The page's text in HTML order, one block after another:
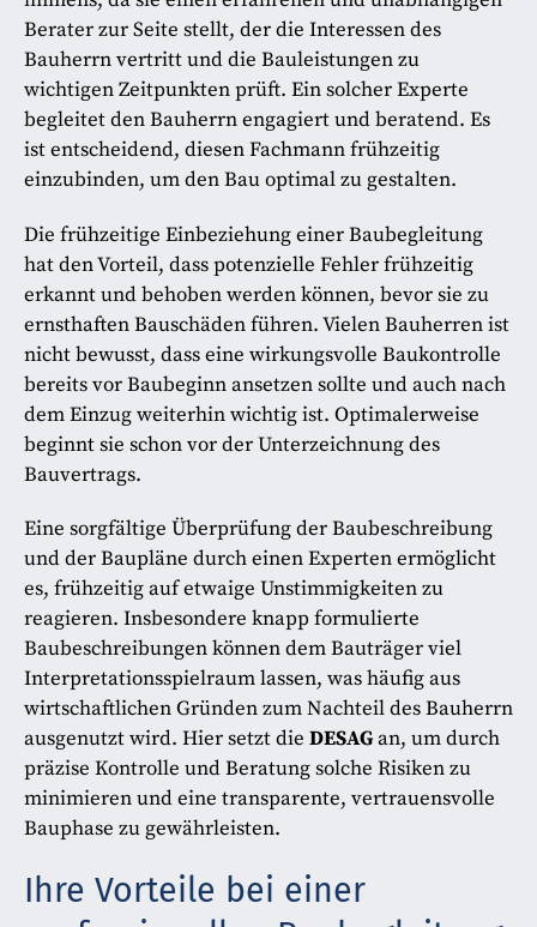
Berater zur Seite stellt, der die Interessen des
Bauherrn vertritt und die Bauleistungen zu
wichtigen Zeitpunkten prüft. Ein solcher Experte
begleitet den Bauherrn engagiert und beratend. Es
ist entscheidend, diesen Fachmann frühzeitig
einzubinden, um den Bau optimal zu gestalten.
Die frühzeitige Einbeziehung einer Baubegleitung
hat den Vorteil, dass potenzielle Fehler frühzeitig
erkannt und behoben werden können, bevor sie zu
ernsthaften Bauschäden führen. Vielen Bauherren ist
nicht bewusst, dass eine wirkungsvolle Baukontrolle
bereits vor Baubeginn ansetzen sollte und auch nach
dem Einzug weiterhin wichtig ist. Optimalerweise
beginnt sie schon vor der Unterzeichnung des
Bauvertrags.
Eine sorgfältige Überprüfung der Baubeschreibung
und der Baupläne durch einen Experten ermöglicht
es, frühzeitig auf etwaige Unstimmigkeiten zu
reagieren. Insbesondere knapp formulierte
Baubeschreibungen können dem Bauträger viel
Interpretationsspielraum lassen, was häufig aus
wirtschaftlichen Gründen zum Nachteil des Bauherrn
ausgenutzt wird. Hier setzt die DESAGan, um durch
präzise Kontrolle und Beratung solche Risiken zu
minimieren und eine transparente, vertrauensvolle
Bauphase zu gewährleisten.
Ihre Vorteile bei einer